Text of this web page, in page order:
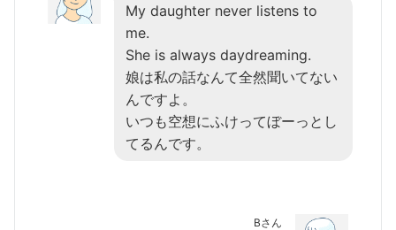
My daughter never listens to
me.
She is always daydreaming.
娘は私の話なんて全然聞いてない
んですよ。
いつも空想にふけってぼーっとし
てるんです。
Bさん